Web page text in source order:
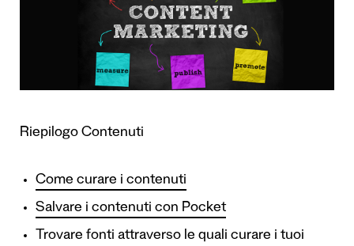
Riepilogo Contenuti
Come curare i contenuti
Salvare i contenuti con Pocket
Trovare fonti attraverso le quali curare i tuoi